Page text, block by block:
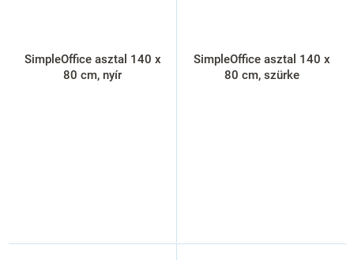
SimpleOffice asztal 140 x
80 cm, nyír
SimpleOffice asztal 140 x
80 cm, szürke